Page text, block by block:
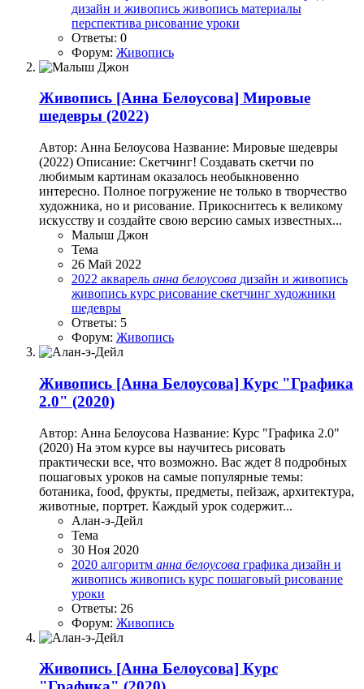
дизайн и живопись живопись материалы
перспектива рисование уроки
Ответы: 0
Форум: Живопись
Живопись [Анна Белоусова] Мировые
шедевры (2022)
Автор: Анна Белоусова Название: Мировые шедевры
(2022) Описание: Скетчинг! Создавать скетчи по
любимым картинам оказалось необыкновенно
интересно. Полное погружение не только в творчество
художника, но и рисование. Прикоснитесь к великому
искусству и создайте свою версию самых известных...
Малыш Джон
Тема
26 Май 2022
2022 акварель анна белоусова дизайн и живопись
живопись курс рисование скетчинг художники
шедевры
Ответы: 5
Форум: Живопись
Живопись [Анна Белоусова] Курс "Графика
2.0" (2020)
Автор: Анна Белоусова Название: Курс "Графика 2.0"
(2020) На этом курсе вы научитесь рисовать
практически все, что возможно. Вас ждет 8 подробных
пошаговых уроков на cамые популярные темы:
ботаника, food, фрукты, предметы, пейзаж, архитектура,
животные, портрет. Каждый урок содержит...
Алан-э-Дейл
Тема
30 Ноя 2020
2020 алгоритм анна белоусова графика дизайн и
живопись живопись курс пошаговый рисование
уроки
Ответы: 26
Форум: Живопись
Живопись [Анна Белоусова] Курс